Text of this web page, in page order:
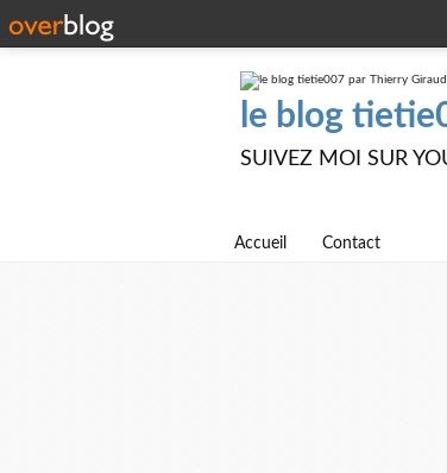
le blog
SUIVEZ MOI SUR
Accueil Contact